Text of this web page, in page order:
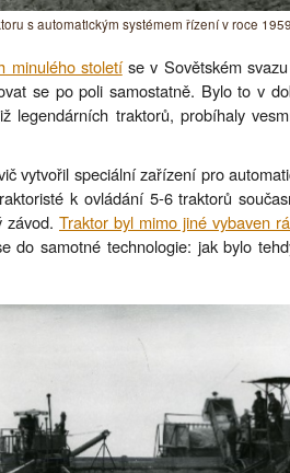
s automatickým systémem řízení v roce
minulého stoletíse v Sovětském
se po poli samostatně. Bylo to v
legendárních traktorů, probíhaly
vytvořil speciální zařízení pro
k ovládání 5-6 traktorů
závod. Traktor byl mimo jiné vybaven
do samotné technologie: jak bylo